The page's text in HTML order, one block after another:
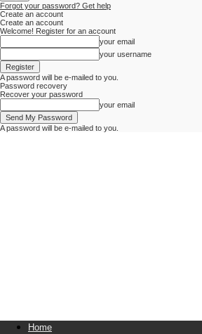
Forgot your password? Get help
Create an account
Create an account
Welcome! Register for an account
your email
your username
A password will be e-mailed to you.
Password recovery
Recover your password
your email
A password will be e-mailed to you.
Home